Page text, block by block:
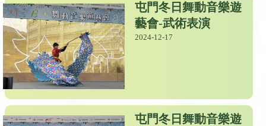
屯門冬日舞動音樂遊
藝會-武術表演
2024-12-17
屯門冬日舞動音樂遊